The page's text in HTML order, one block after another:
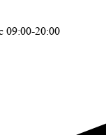
09:00-20:00